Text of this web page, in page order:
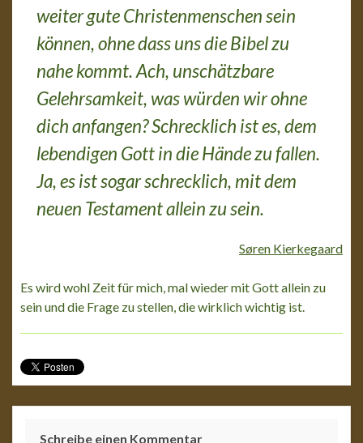
weiter gute Christenmenschen sein
können, ohne dass uns die Bibel zu
nahe kommt. Ach, unschätzbare
Gelehrsamkeit, was würden wir ohne
dich anfangen? Schrecklich ist es, dem
lebendigen Gott in die Hände zu fallen.
Ja, es ist sogar schrecklich, mit dem
neuen Testament allein zu sein.
Søren Kierkegaard
Es wird wohl Zeit für mich, mal wieder mit Gott allein zu
sein und die Frage zu stellen, die wirklich wichtig ist.
Schreibe einen Kommentar